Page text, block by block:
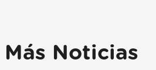
Más Noticias